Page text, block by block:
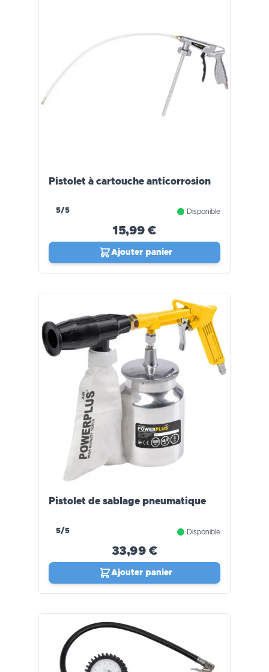
Pistolet à cartouche anticorrosion
5/5 Disponible
15,99 €
Ajouter panier
Pistolet de sablage pneumatique
5/5 Disponible
33,99 €
Ajouter panier